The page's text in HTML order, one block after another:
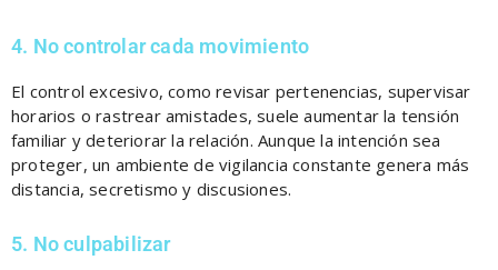
4. No controlar cada movimiento
El control excesivo, como revisar pertenencias, supervisar
horarios o rastrear amistades, suele aumentar la tensión
familiar y deteriorar la relación. Aunque la intención sea
proteger, un ambiente de vigilancia constante genera más
distancia, secretismo y discusiones.
5. No culpabilizar